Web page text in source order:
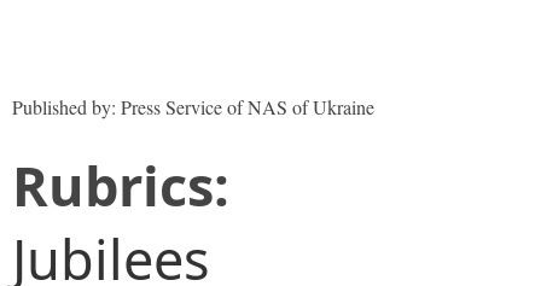
Published by: Press Service of NAS of Ukraine
Rubrics:
Jubilees